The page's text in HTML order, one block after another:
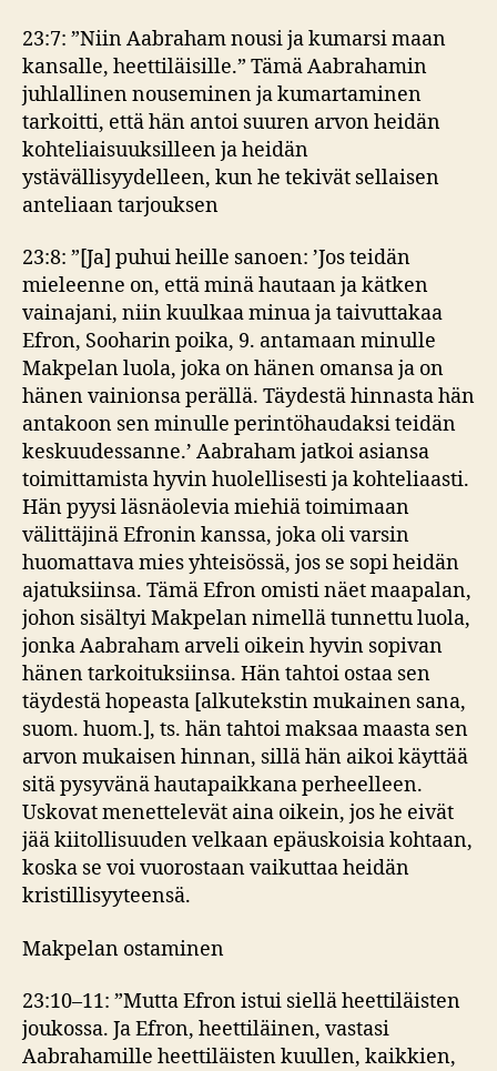
23:7: ”Niin Aabraham nousi ja kumarsi maan
kansalle, heettiläisille.” Tämä Aabrahamin
juhlallinen nouseminen ja kumartaminen
tarkoitti, että hän antoi suuren arvon heidän
kohteliaisuuksilleen ja heidän
ystävällisyydelleen, kun he tekivät sellaisen
anteliaan tarjouksen
23:8: ”[Ja] puhui heille sanoen: ’Jos teidän
mieleenne on, että minä hautaan ja kätken
vainajani, niin kuulkaa minua ja taivuttakaa
Efron, Sooharin poika, 9. antamaan minulle
Makpelan luola, joka on hänen omansa ja on
hänen vainionsa perällä. Täydestä hinnasta hän
antakoon sen minulle perintöhaudaksi teidän
keskuudessanne.’ Aabraham jatkoi asiansa
toimittamista hyvin huolellisesti ja kohteliaasti.
Hän pyysi läsnäolevia miehiä toimimaan
välittäjinä Efronin kanssa, joka oli varsin
huomattava mies yhteisössä, jos se sopi heidän
ajatuksiinsa. Tämä Efron omisti näet maapalan,
johon sisältyi Makpelan nimellä tunnettu luola,
jonka Aabraham arveli oikein hyvin sopivan
hänen tarkoituksiinsa. Hän tahtoi ostaa sen
täydestä hopeasta [alkutekstin mukainen sana,
suom. huom.], ts. hän tahtoi maksaa maasta sen
arvon mukaisen hinnan, sillä hän aikoi käyttää
sitä pysyvänä hautapaikkana perheelleen.
Uskovat menettelevät aina oikein, jos he eivät
jää kiitollisuuden velkaan epäuskoisia kohtaan,
koska se voi vuorostaan vaikuttaa heidän
kristillisyyteensä.
Makpelan ostaminen
23:10–11: ”Mutta Efron istui siellä heettiläisten
joukossa. Ja Efron, heettiläinen, vastasi
Aabrahamille heettiläisten kuullen, kaikkien,